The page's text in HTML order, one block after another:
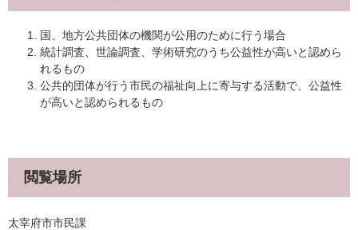
国、地方公共団体の機関が公用のために行う場合
統計調査、世論調査、学術研究のうち公益性が高いと認めら
れるもの
公共的団体が行う市民の福祉向上に寄与する活動で、公益性
が高いと認められるもの
閲覧場所
太宰府市市民課